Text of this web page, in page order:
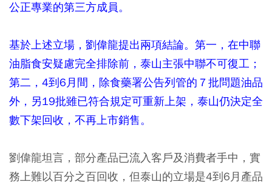
公正專業的第三方成員。
基於上述立場，劉偉龍提出兩項結論。第一，在中聯
油脂食安疑慮完全排除前，泰山主張中聯不可復工；
第二，4到6月間，除食藥署公告列管的７批問題油品
外，另19批雖已符合規定可重新上架，泰山仍決定全
數下架回收，不再上市銷售。
劉偉龍坦言，部分產品已流入客戶及消費者手中，實
務上難以百分之百回收，但泰山的立場是4到6月產品